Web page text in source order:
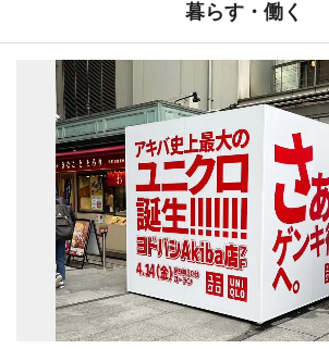
暮らす・働く